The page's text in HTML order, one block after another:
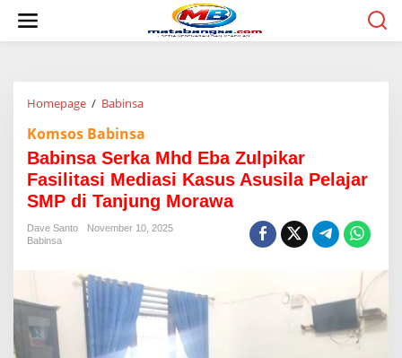
w
Homepage / Babinsa
b
i
n
s
a
e
a
M
h
Komsos Babinsa
Babinsa Serka Mhd Eba Zulpikar
Fasilitasi Mediasi Kasus Asusila Pelajar
SMP di Tanjung Morawa
Dave Santo
November 10, 2025
Babinsa